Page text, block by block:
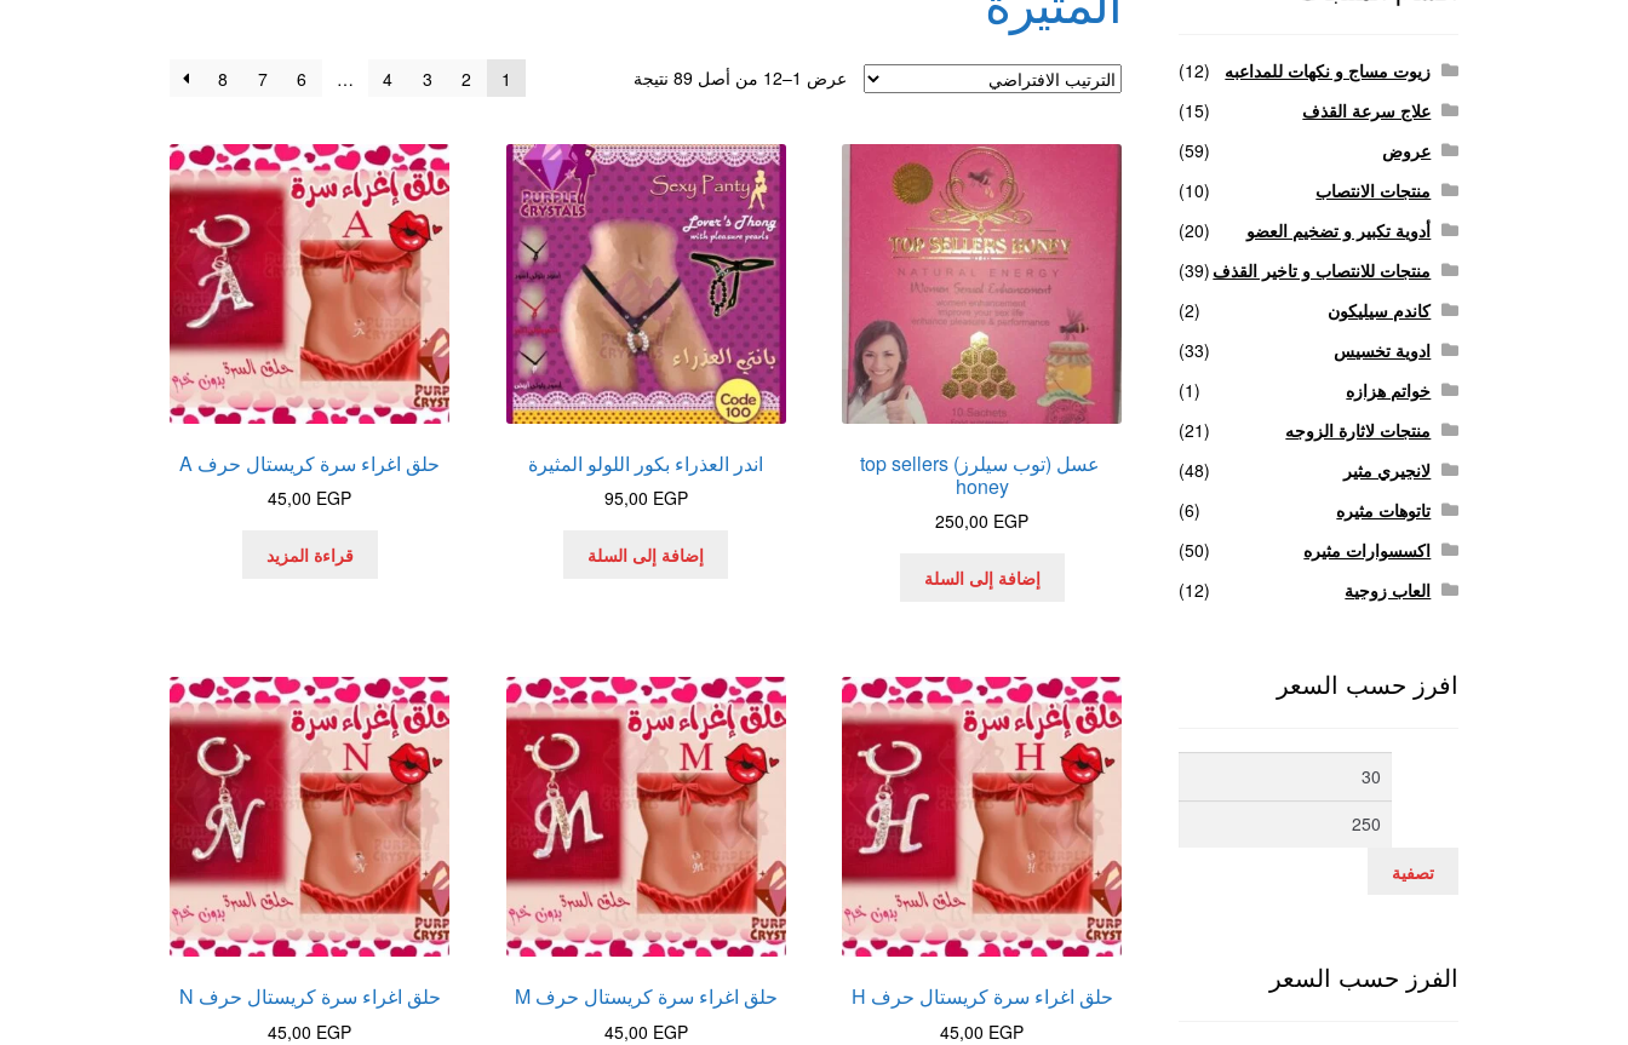
عرض 1–12 من أصل 89 نتيجة 1
2
3
4
…
6
7
8
عسل (توب سيلرز) top sellers
honey
250,00 EGP
إضافة إلى السلة
اندر العذراء بكور اللولو المثيرة
95,00 EGP
إضافة إلى السلة
حلق اغراء سرة كريستال حرف A
45,00 EGP
قراءة المزيد
حلق اغراء سرة كريستال حرف H
45,00 EGP
حلق اغراء سرة كريستال حرف M
45,00 EGP
حلق اغراء سرة كريستال حرف N
45,00 EGP
زيوت مساج و نكهات للمداعبه
(12)
علاج سرعة القذف
(15)
عروض
(59)
منتجات الانتصاب
(10)
أدوية تكبير و تضخيم العضو
(20)
منتجات للانتصاب و تاخير القذف (39)
كاندم سيليكون
(2)
ادوية تخسيس
(33)
خواتم هزازه
(1)
منتجات لاثارة الزوجه
(21)
لانجيري مثير
(48)
تاتوهات مثيره
(6)
اكسسوارات مثيره
(50)
العاب زوجية
(12)
افرز حسب السعر
أدنى
تصفية
الفرز حسب السعر